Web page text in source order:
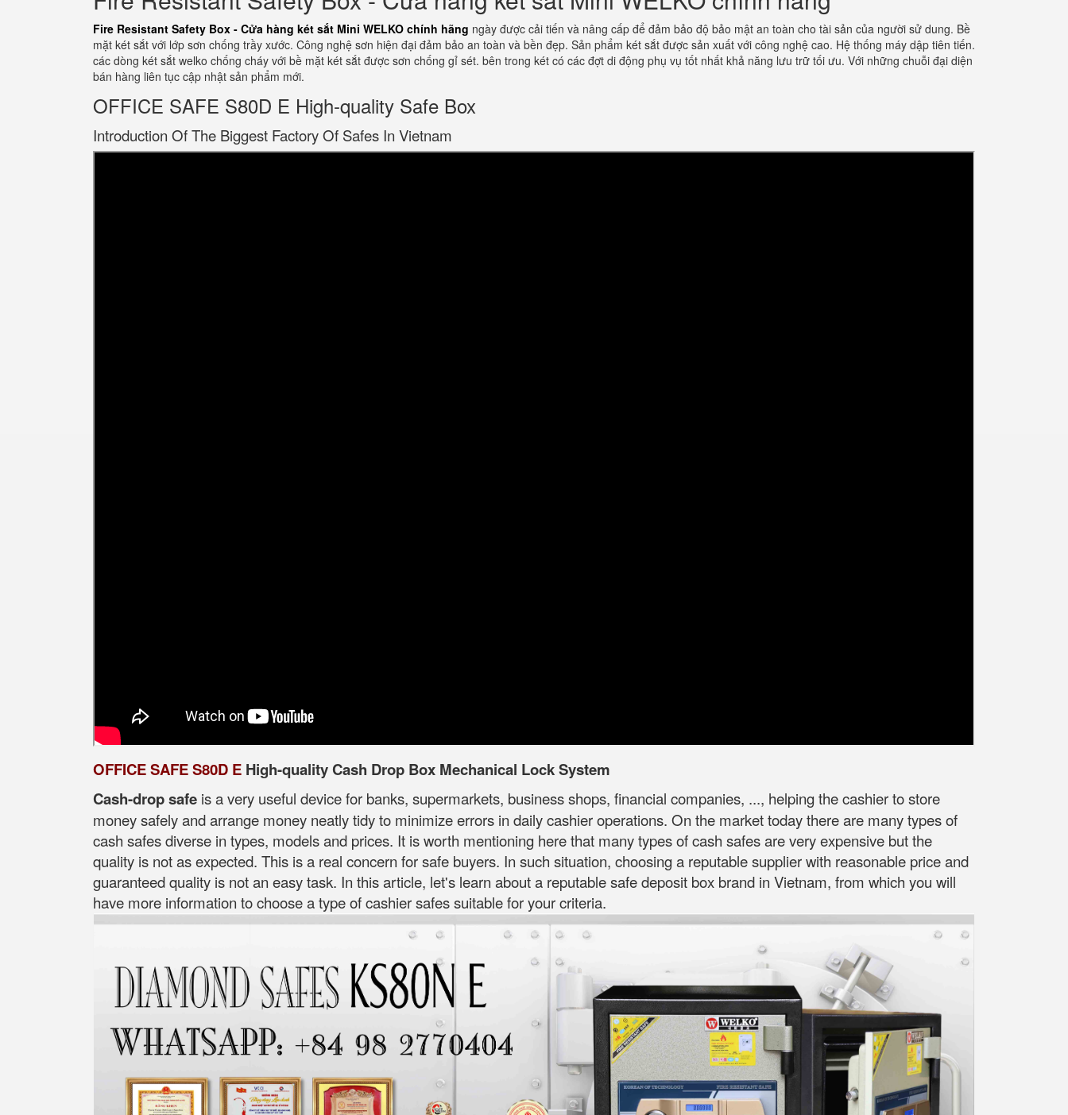
Fire Resistant Safety Box - Cửa hàng két sắt Mini WELKO chính hãng ngày được cải tiến và nâng cấp để đảm bảo độ bảo mật an toàn cho tài sản của người sử dung. Bề
mặt két sắt với lớp sơn chống trầy xước. Công nghệ sơn hiện đại đảm bảo an toàn và bền đẹp. Sản phẩm két sắt được sản xuất với công nghệ cao. Hệ thống máy dập tiên tiến.
các dòng két sắt welko chống cháy với bề mặt két sắt được sơn chống gỉ sét. bên trong két có các đợt di động phụ vụ tốt nhất khả năng lưu trữ tối ưu. Với những chuỗi đại diện
bán hàng liên tục cập nhật sản phẩm mới.
OFFICE SAFE S80D E High-quality Safe Box
Introduction Of The Biggest Factory Of Safes In Vietnam
OFFICE SAFE S80D E High-quality Cash Drop Box Mechanical Lock System
Cash-drop safe is a very useful device for banks, supermarkets, business shops, financial companies, ..., helping the cashier to store
money safely and arrange money neatly tidy to minimize errors in daily cashier operations. On the market today there are many types of
cash safes diverse in types, models and prices. It is worth mentioning here that many types of cash safes are very expensive but the
quality is not as expected. This is a real concern for safe buyers. In such situation, choosing a reputable supplier with reasonable price and
guaranteed quality is not an easy task. In this article, let's learn about a reputable safe deposit box brand in Vietnam, from which you will
have more information to choose a type of cashier safes suitable for your criteria.